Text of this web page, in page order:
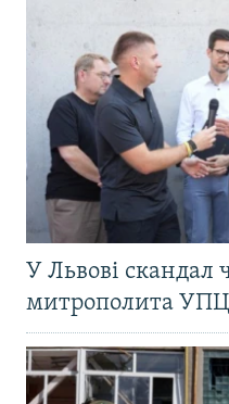
У Львові скандал
митрополита